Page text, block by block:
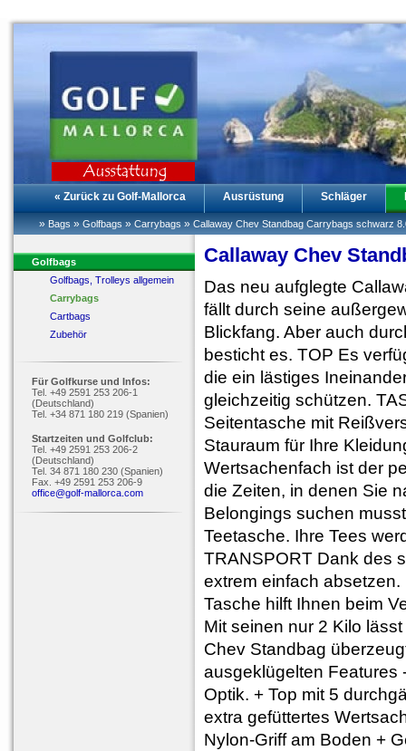
« Zurück zu Golf-Mallorca Ausrüstung Schläger
» Bags » Golfbags » Carrybags » Callaway Chev Standbag Carrybags schwarz
Golfbags
Golfbags, Trolleys allgemein
Carrybags
Cartbags
Zubehör
Für Golfkurse und Infos:
Tel. +49 2591 253 206-1
(Deutschland)
Tel. +34 871 180 219 (Spanien)
Startzeiten und Golfclub:
Tel. +49 2591 253 206-2
(Deutschland)
Tel. 34 871 180 230 (Spanien)
Fax. +49 2591 253 206-9
office@golf-mallorca.com
Callaway Chev
Das neu aufglegte
fällt durch seine
Blickfang. Aber auch
besticht es. TOP Es
die ein lästiges
gleichzeitig schützen.
Seitentasche mit
Stauraum für Ihre
Wertsachenfach ist der
die Zeiten, in denen Sie
Belongings suchen
Teetasche. Ihre Tees
TRANSPORT Dank des
extrem einfach
Tasche hilft Ihnen beim
Mit seinen nur 2 Kilo
Chev Standbag
ausgeklügelten Features
Optik. + Top mit 5
extra gefüttertes
Nylon-Griff am Boden +